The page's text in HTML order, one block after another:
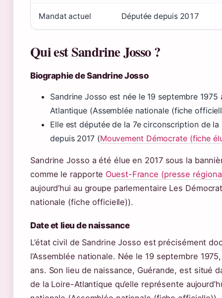
Mandat actuel Députée depuis 2017
Qui est Sandrine Josso ?
Biographie de Sandrine Josso
Sandrine Josso est née le 19 septembre 1975
Atlantique (Assemblée nationale (fiche
Elle est députée de la 7e circonscription de
depuis 2017 (Mouvement Démocrate (fiche
Sandrine Josso a été élue en 2017 sous la
comme le rapporte Ouest-France (presse
aujourd’hui au groupe parlementaire Les
nationale (fiche officielle)).
Date et lieu de naissance
L’état civil de Sandrine Josso est précisément
l’Assemblée nationale. Née le 19 septembre
ans. Son lieu de naissance, Guérande, est situé
de la Loire-Atlantique qu’elle représente